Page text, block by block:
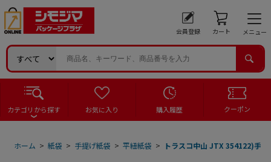
会員登録 カート メニュー
カテゴリから探す お気に入り 購入履歴 クーポン
ホーム > 紙袋 > 手提げ紙袋 > 平紐紙袋 > トラスコ中山 JTX 354122)手